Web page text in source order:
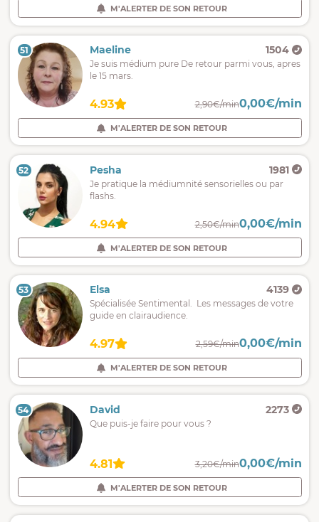
M'ALERTER DE SON RETOUR
51 Maeline 1504
Je suis médium pure De retour parmi vous, apres
le 15 mars.
4.93 2,90€/min0,00€/min
M'ALERTER DE SON RETOUR
52 Pesha 1981
Je pratique la médiumnité sensorielles ou par
flashs.
4.94 2,50€/min0,00€/min
M'ALERTER DE SON RETOUR
53 Elsa 4139
Spécialisée Sentimental. Les messages de votre
guide en clairaudience.
4.97 2,59€/min0,00€/min
M'ALERTER DE SON RETOUR
54 David 2273
Que puis-je faire pour vous ?
4.81 3,20€/min0,00€/min
M'ALERTER DE SON RETOUR